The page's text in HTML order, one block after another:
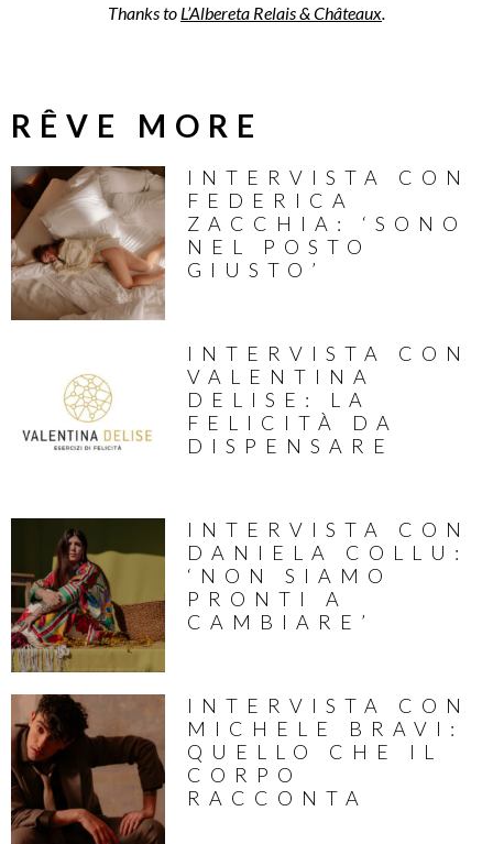
Thanks to L’Albereta Relais & Châteaux.
RÊVE MORE
INTERVISTA CON
FEDERICA
ZACCHIA: ‘SONO
NEL POSTO
GIUSTO’
INTERVISTA CON
VALENTINA
DELISE: LA
FELICITÀ DA
DISPENSARE
INTERVISTA CON
DANIELA COLLU:
‘NON SIAMO
PRONTI A
CAMBIARE’
INTERVISTA CON
MICHELE BRAVI:
QUELLO CHE IL
CORPO
RACCONTA